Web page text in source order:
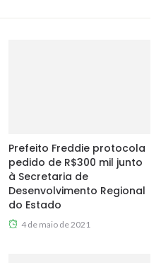
Prefeito Freddie protocola
pedido de R$300 mil junto
à Secretaria de
Desenvolvimento Regional
do Estado
4 de maio de 2021